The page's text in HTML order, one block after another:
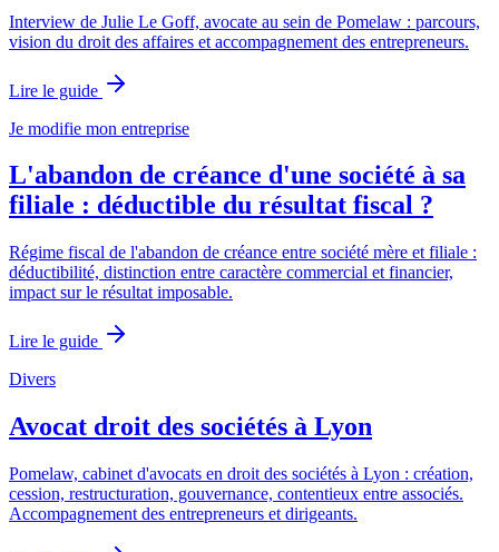
Interview de Julie Le Goff, avocate au sein de Pomelaw : parcours,
vision du droit des affaires et accompagnement des entrepreneurs.
Lire le guide
Je modifie mon entreprise
L'abandon de créance d'une société à sa
filiale : déductible du résultat fiscal ?
Régime fiscal de l'abandon de créance entre société mère et filiale :
déductibilité, distinction entre caractère commercial et financier,
impact sur le résultat imposable.
Lire le guide
Divers
Avocat droit des sociétés à Lyon
Pomelaw, cabinet d'avocats en droit des sociétés à Lyon : création,
cession, restructuration, gouvernance, contentieux entre associés.
Accompagnement des entrepreneurs et dirigeants.